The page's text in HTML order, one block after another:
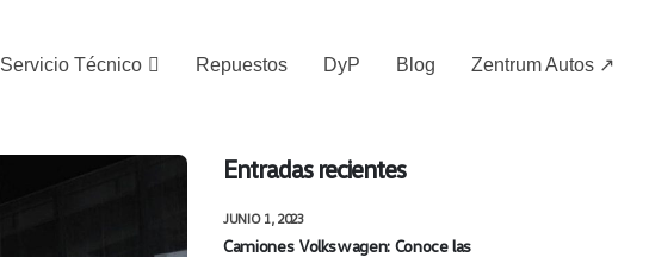
Servicio Técnico Repuestos DyP Blog Zentrum Autos ↗
Entradas recientes
Camiones Volkswagen: Conoce las
JUNIO 1, 2023